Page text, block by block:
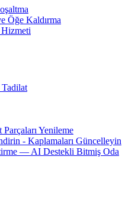
Öğe Kaldırma
Hizmeti
Yenileme
- Kaplamaları Güncelleyin
— AI Destekli Bitmiş Oda